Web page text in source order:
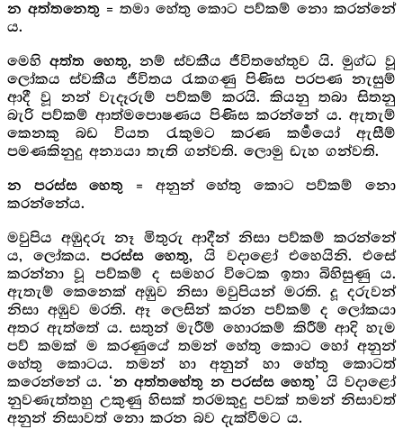
න අත්තනෙතු = තමා හේතු කොට පව්කම් නො කරන්නේ
ය.
මෙහිඅත්ත හෙතු,නම් ස්වකීය ජීවිතහේතුව යි. මුග්ධ වූ
ලෝකය ස්වකීය ජීවිතය රැකගණු පිණිස පරපණ නැසුම්
ආදී වූ නන් වැදෑරුම් පව්කම් කරයි. කියනු තබා සිතනු
බැරි පව්කම් ආත්මපොෂණය පිණිස කරන්නේ ය. ඇතැම්
කෙනකු බඩ වියත රැකුමට කරණ කර්‍මයෝ ඇසීම්
පමණකිනුදු අන්‍යයා තැති ගන්වති. ලොමු ඩැහ ගන්වති.
න පරස්ස හෙතු = අනුන් හේතු කොට පව්කම් නො
කරන්නේය.
මවුපිය අඹුදරු නෑ මිතුරු ආදීන් නිසා පව්කම් කරන්නේ
ය, ලෝකය.පරස්ස හෙතු, යි වදා‍ළෝ එහෙයිනි. එසේ
කරන්නා වූ පව්කම් ද සමහර විටෙක ඉතා බිහිසුණු ය.
ඇතැම් කෙනෙක් අඹුව නිසා මවුපියන් මරති. දූ දරුවන්
නිසා අඹුව මරති. ඈ ලෙසින් කරන පව්කම් ද ලෝකයා
අතර ඇත්තේ ය. සතුන් මැරීම් හොරකම් කිරීම් ආදි හැම
පව් කමක් ම කරණුයේ තමන් හේතු කොට හෝ අනුන්
හේතු කොටය. තමන් හා අනුන් හා හේතු කොටත්
කරෙන්නේ ය. ‘න අත්තහේතු න පරස්ස හෙතු’ යි වදාළෝ
නුවණැත්තහු උකුණු හිසක් තරමකුදු පවක් තමන් නිසාවත්
අනුන් නිසාවත් නො කරන බව දැක්වීමට ය.